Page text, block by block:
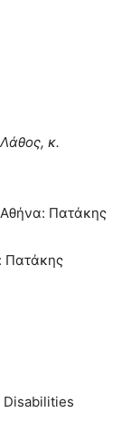
Λάθος, κ.
Αθήνα: Πατάκης
Πατάκης
Disabilities